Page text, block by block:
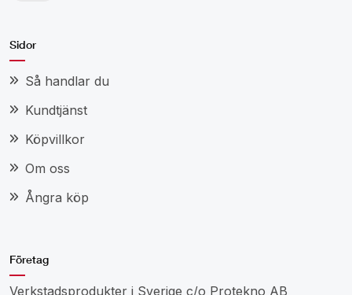
Sidor
Så handlar du
Kundtjänst
Köpvillkor
Om oss
Ångra köp
Företag
Verkstadsprodukter i Sverige c/o Protekno AB